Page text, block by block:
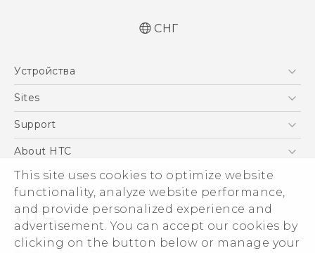
This site uses cookies to optimize website
functionality, analyze website performance,
and provide personalized experience and
advertisement. You can accept our cookies by
clicking on the button below or manage your
Русский - Руководство пользователя
Русский - Руководство по безопасности и
соответствию стандартам
Қазақ - жұмысты бастау нұсқаулығы
Қазақ - Пайдаланушы нұсқаулығы
ақпараты
English - Quick start guide
English - User manual
English - Safety and regulatory guide
СНГ
Устройства
5G
EXODUS
VIVE
Sites
HTC Dev
Support
ПОДДЕРЖКА
About HTC
ESG
Инвестирование
Политика конфиденциальности
Безопасность продуктов